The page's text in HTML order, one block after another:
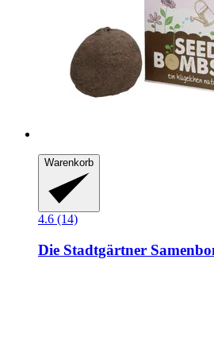
Warenkorb
4.6 (14)
Die Stadtgärtner